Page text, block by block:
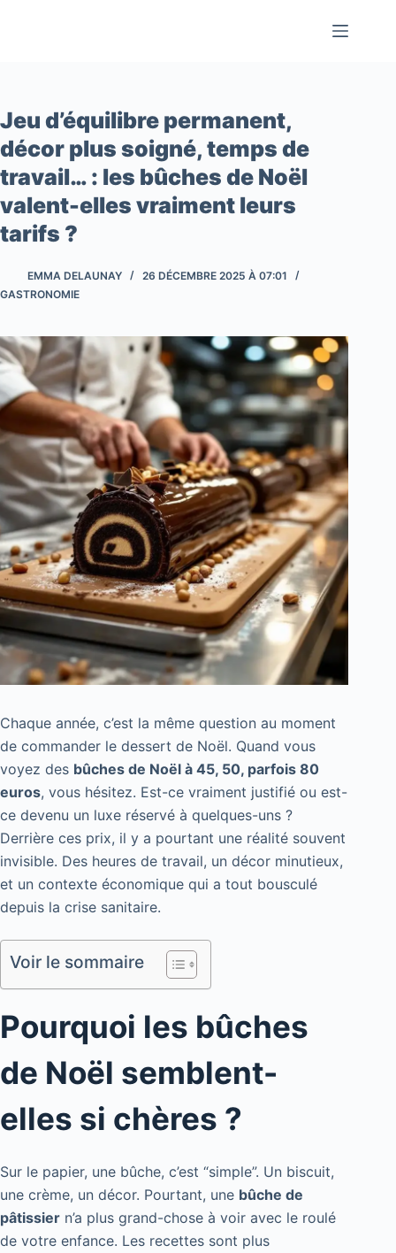
Jeu d’équilibre permanent,
décor plus soigné, temps de
travail… : les bûches de Noël
valent-elles vraiment leurs
tarifs ?
EMMA DELAUNAY
26 DÉCEMBRE 2025 À 07:01
GASTRONOMIE
Chaque année, c’est la même question au moment
de commander le dessert de Noël. Quand vous
voyez des bûches de Noël à 45, 50, parfois 80
euros, vous hésitez. Est-ce vraiment justifié ou est-
ce devenu un luxe réservé à quelques-uns ?
Derrière ces prix, il y a pourtant une réalité souvent
invisible. Des heures de travail, un décor minutieux,
et un contexte économique qui a tout bousculé
depuis la crise sanitaire.
Voir le sommaire
Pourquoi les bûches
de Noël semblent-
elles si chères ?
Sur le papier, une bûche, c’est “simple”. Un biscuit,
une crème, un décor. Pourtant, une bûche de
pâtissier n’a plus grand-chose à voir avec le roulé
de votre enfance. Les recettes sont plus